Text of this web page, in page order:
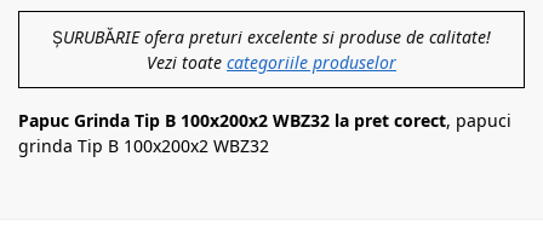
ȘURUBĂRIE ofera preturi excelente si produse de calitate!
Vezi toate categoriile produselor
Papuc Grinda Tip B 100x200x2 WBZ32 la pret corect, papuci
grinda Tip B 100x200x2 WBZ32